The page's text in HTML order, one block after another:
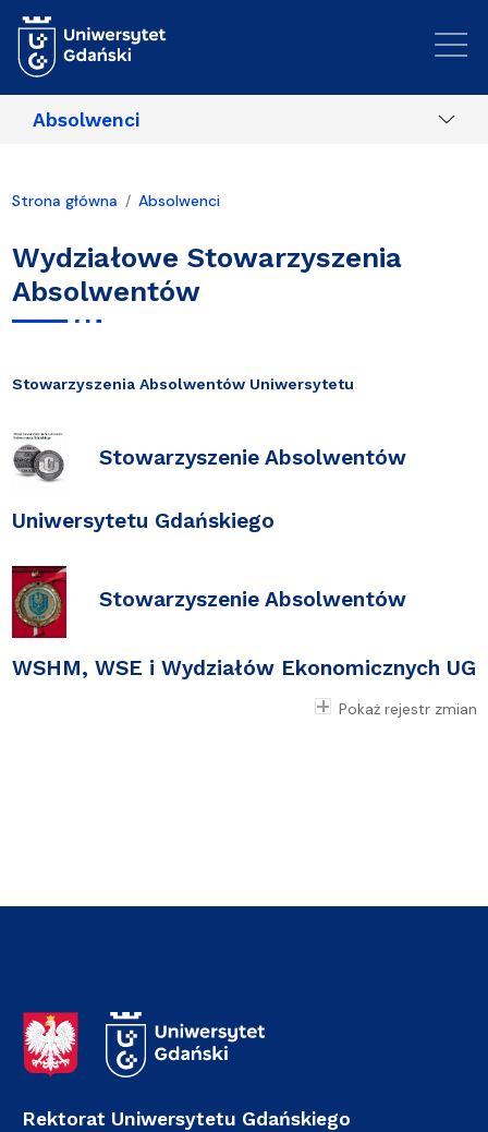
Absolwenci
Strona główna Absolwenci
Wydziałowe Stowarzyszenia
Absolwentów
Stowarzyszenia Absolwentów Uniwersytetu
Stowarzyszenie Absolwentów
Uniwersytetu Gdańskiego
Stowarzyszenie Absolwentów
WSHM, WSE i Wydziałów Ekonomicznych UG
Pokaż rejestr zmian
Adres Rektoratu
Rektorat Uniwersytetu Gdańskiego